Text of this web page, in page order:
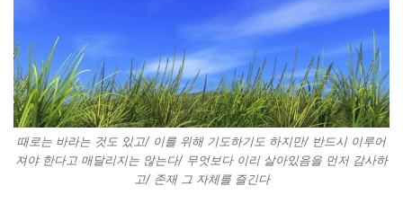
때로는 바라는 것도 있고/ 이를 위해 기도하기도 하지만/ 반드시 이루어
져야 한다고 매달리지는 않는다/ 무엇보다 이리 살아있음을 먼저 감사하
고/ 존재 그 자체를 즐긴다